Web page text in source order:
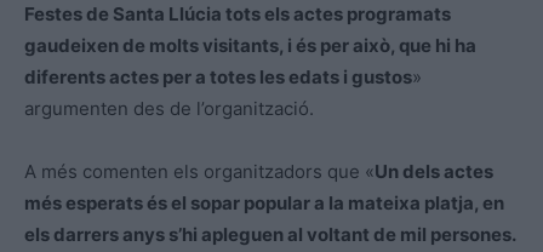
Festes de Santa Llúcia tots els actes programats
gaudeixen de molts visitants, i és per això, que hi ha
diferents actes per a totes les edats i gustos»
argumenten des de l’organització.
A més comenten els organitzadors que «Un dels actes
més esperats és el sopar popular a la mateixa platja, en
els darrers anys s’hi apleguen al voltant de mil persones.